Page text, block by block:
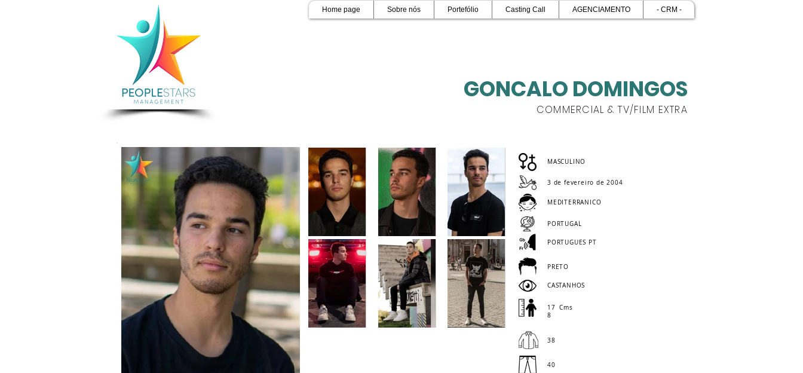
Home page Sobre nós Portefólio Casting Call AGENCIAMENTO - CRM -
GONCALO DOMINGOS
COMMERCIAL & TV/FILM EXTRA
MASCULINO
3 de fevereiro de 2004
MEDITERRANICO
PORTUGAL
PORTUGUES PT
PRETO
CASTANHOS
17
8
Cms
38
40